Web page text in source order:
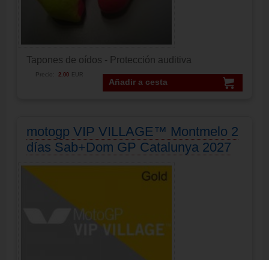
Tapones de oídos - Protección auditiva
Añadir a cesta
Precio: 2.00 EUR
motogp VIP VILLAGE™ Montmelo 2
días Sab+Dom GP Catalunya 2027